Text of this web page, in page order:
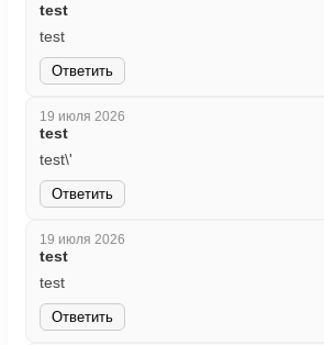
test
test
Ответить
19 июля 2026
test
test\'
Ответить
19 июля 2026
test
test
Ответить